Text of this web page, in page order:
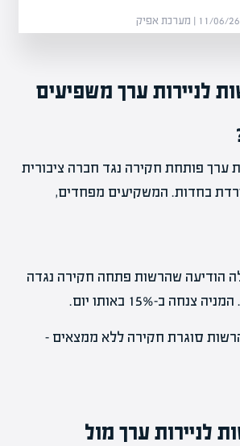
11/06/26 | מערכת אפיק
לניירות ערך משפיעים
ערך פותחת חקירה נגד חברה ציבורית
בחדות. המשקיעים מפחדים,
הודיעה שהרשות פתחה חקירה נגדה
ב-15% באותו יום.
סוגרת חקירה ללא ממצאים –
לניירות ערך מול